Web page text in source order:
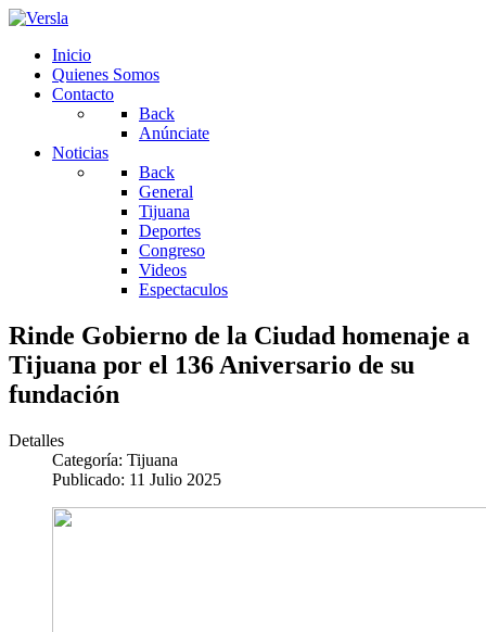
Inicio
Quienes Somos
Contacto
Back
Anúnciate
Noticias
Back
General
Tijuana
Deportes
Congreso
Videos
Espectaculos
Rinde Gobierno de la Ciudad homenaje a
Tijuana por el 136 Aniversario de su
fundación
Detalles
Categoría: Tijuana
Publicado: 11 Julio 2025